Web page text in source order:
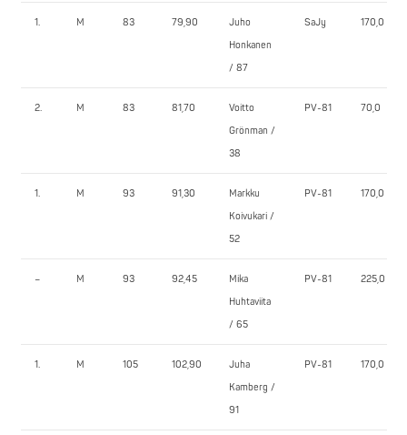
1. M 83 79,90
Juho
Honkanen
/ 87
SaJy 170,0
2. M 83 81,70
Voitto
Grönman /
38
PV-81 70,0
1. M 93 91,30
Markku
Koivukari /
52
PV-81 170,0
– M 93 92,45
Mika
Huhtaviita
/ 65
PV-81 225,0
1. M 105 102,90
Juha
Kamberg /
91
PV-81 170,0